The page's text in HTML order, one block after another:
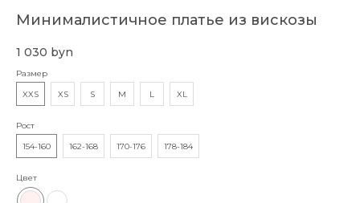
Минималистичное платье из вискозы
1 030 byn
Размер
XXS
XS S M L XL
Рост
154-160
162-168 170-176 178-184
Цвет
210 031
alissumclothes@gmail.com
+375 292 129 746
Обработка заказов
пн — вск с 10:00 до 20:00
Онлайн-заказ: круглосуточно